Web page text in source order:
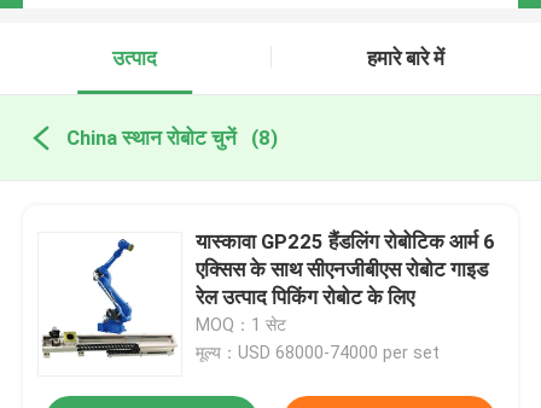
उत्पाद हमारे बारे में
China स्थान रोबोट चुनें (8)
यास्कावा GP225 हैंडलिंग रोबोटिक आर्म 6
एक्सिस के साथ सीएनजीबीएस रोबोट गाइड
रेल उत्पाद पिकिंग रोबोट के लिए
MOQ：1 सेट
मूल्य：USD 68000-74000 per set